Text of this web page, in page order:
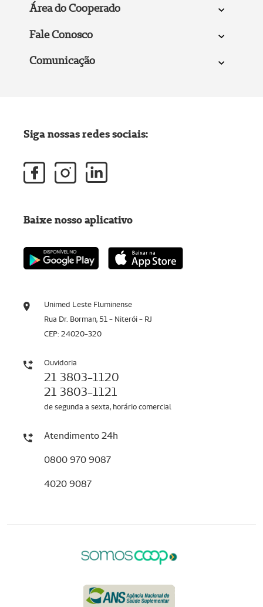
Área do Cooperado
Fale Conosco
Comunicação
Unimed Leste Fluminense
Rua Dr. Borman, 51 - Niterói - RJ
CEP: 24020-320
Ouvidoria
21 3803-1120
21 3803-1121
de segunda a sexta, horário comercial
Atendimento 24h
0800 970 9087
4020 9087
Siga nossas redes sociais:
Baixe nosso aplicativo